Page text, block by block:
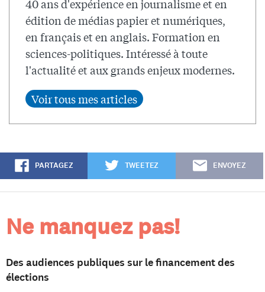
40 ans d'expérience en journalisme et en
édition de médias papier et numériques,
en français et en anglais. Formation en
sciences-politiques. Intéressé à toute
l'actualité et aux grands enjeux modernes.
PARTAGEZ TWEETEZ ENVOYEZ
Ne manquez pas!
Des audiences publiques sur le financement des
élections